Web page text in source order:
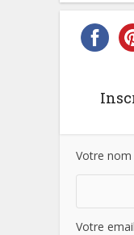
Votre
Votre